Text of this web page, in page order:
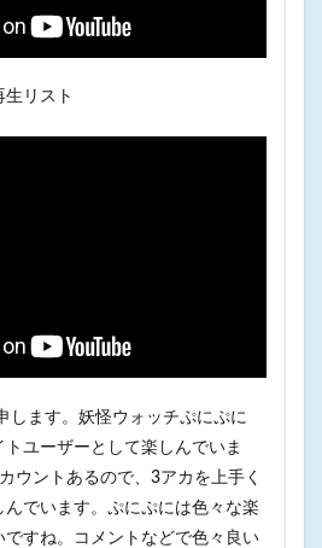
リスト
します。妖怪ウォッチぷにぷに
ユーザーとして楽しんでいま
ウントあるので、3アカを上手く
でいます。ぷにぷには色々な楽
ですね。コメントなどで色々良い